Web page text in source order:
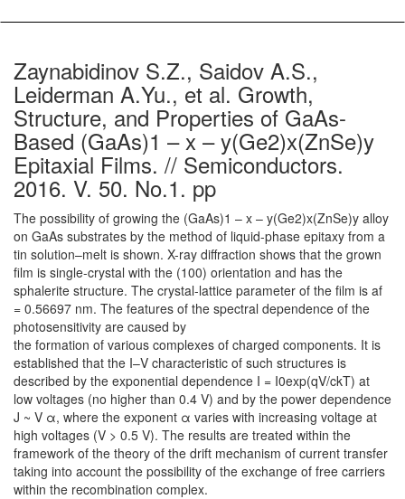
Zaynabidinov S.Z., Saidov A.S.,
Leiderman A.Yu., et al. Growth,
Structure, and Properties of GaAs-
Based (GaAs)1 – x – y(Ge2)x(ZnSe)y
Epitaxial Films. // Semiconductors.
2016. V. 50. No.1. pp
The possibility of growing the (GaAs)1 – x – y(Ge2)x(ZnSe)y alloy
on GaAs substrates by the method of liquid-phase epitaxy from a
tin solution–melt is shown. X-ray diffraction shows that the grown
film is single-crystal with the (100) orientation and has the
sphalerite structure. The crystal-lattice parameter of the film is af
= 0.56697 nm. The features of the spectral dependence of the
photosensitivity are caused by
the formation of various complexes of charged components. It is
established that the I–V characteristic of such structures is
described by the exponential dependence I = I0exp(qV/ckT) at
low voltages (no higher than 0.4 V) and by the power dependence
J ~ V α, where the exponent α varies with increasing voltage at
high voltages (V > 0.5 V). The results are treated within the
framework of the theory of the drift mechanism of current transfer
taking into account the possibility of the exchange of free carriers
within the recombination complex.